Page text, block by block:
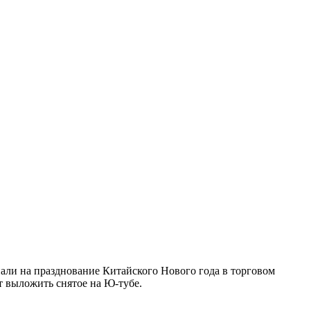
на празднование Китайского Нового года в торговом
выложить снятое на Ю-тубе.